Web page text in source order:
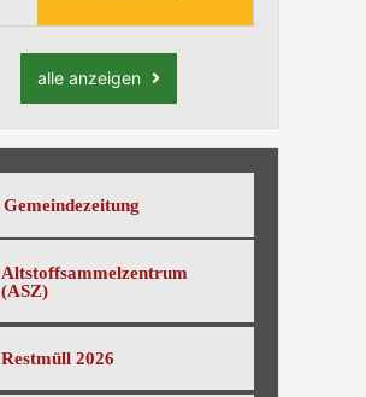
alle anzeigen
Gemeindezeitung
Altstoffsammelzentrum
(ASZ)
Restmüll 2026